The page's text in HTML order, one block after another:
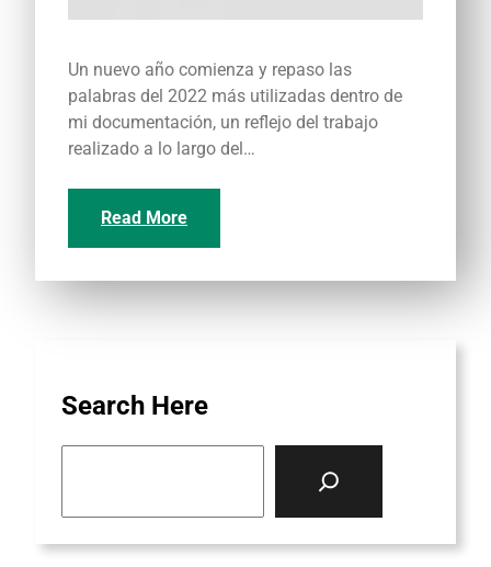
Un nuevo año comienza y repaso las
palabras del 2022 más utilizadas dentro de
mi documentación, un reflejo del trabajo
realizado a lo largo del…
Read More
Search Here